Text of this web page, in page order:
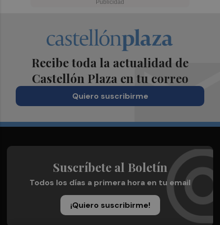
Recibe toda la actualidad de
Castellón Plaza en tu correo
Quiero suscribirme
Suscríbete al Boletín
Todos los días a primera hora en tu email
¡Quiero suscribirme!